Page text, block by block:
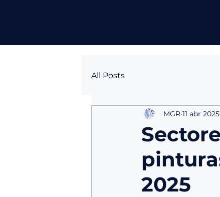
All Posts
2025
MGR 11 abr 2025